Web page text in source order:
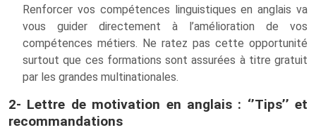
Renforcer vos compétences linguistiques en anglais va
vous guider directement à l’amélioration de vos
compétences métiers. Ne ratez pas cette opportunité
surtout que ces formations sont assurées à titre gratuit
par les grandes multinationales.
2- Lettre de motivation en anglais : ‘’Tips’’ et
recommandations